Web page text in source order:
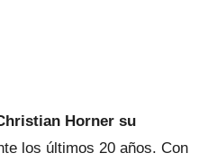
Horner su
los últimos 20 años. Con